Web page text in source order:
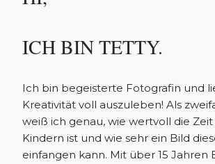
ICH BIN TETTY.
Ich bin begeisterte Fotografin und
Kreativität voll auszuleben! Als
weiß ich genau, wie wertvoll die
Kindern ist und wie sehr ein Bild
einfangen kann. Mit über 15 Jahren